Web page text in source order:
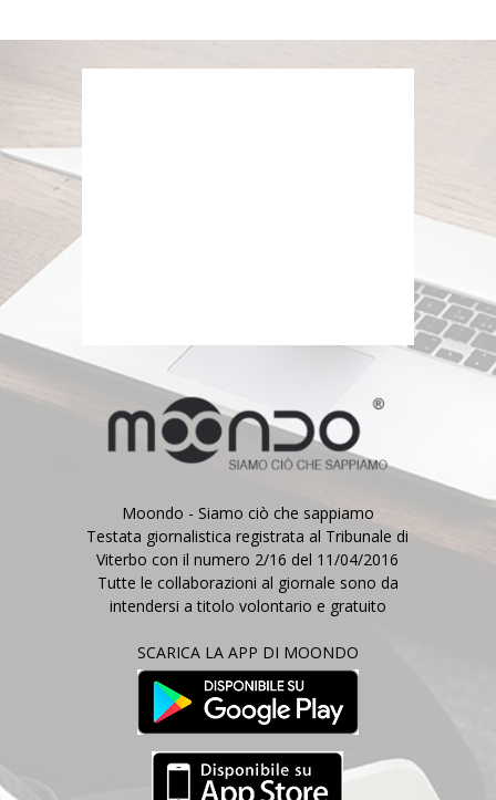
Moondo - Siamo ciò che sappiamo
Testata giornalistica registrata al Tribunale di
Viterbo con il numero 2/16 del 11/04/2016
Tutte le collaborazioni al giornale sono da
intendersi a titolo volontario e gratuito
SCARICA LA APP DI MOONDO